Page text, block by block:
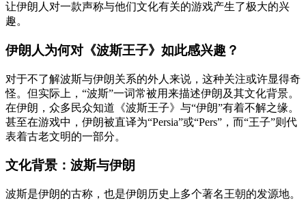
让伊朗人对一款声称与他们文化有关的游戏产生了极大的兴
趣。
伊朗人为何对《波斯王子》如此感兴趣？
对于不了解波斯与伊朗关系的外人来说，这种关注或许显得奇
怪。但实际上，“波斯”一词常被用来描述伊朗及其文化背景。
在伊朗，众多民众知道《波斯王子》与“伊朗”有着不解之缘。
甚至在游戏中，伊朗被直译为“Persia”或“Pers”，而“王子”则代
表着古老文明的一部分。
文化背景：波斯与伊朗
波斯是伊朗的古称，也是伊朗历史上多个著名王朝的发源地。